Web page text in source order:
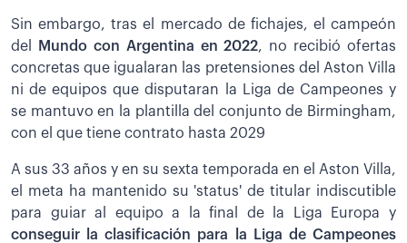
Sin embargo, tras el mercado de fichajes, el campeón
del
Mundo con Argentina en 2022, no recibió ofertas
concretas que igualaran las pretensiones del Aston Villa
ni de equipos que disputaran la Liga de Campeones y
se mantuvo en la plantilla del conjunto de Birmingham,
con el que tiene contrato hasta 2029
A sus 33 años y en su sexta temporada en el Aston Villa,
el meta ha mantenido su 'status' de titular indiscutible
para guiar al equipo a la final de la Liga Europa y
conseguir la clasificación para la Liga de Campeones